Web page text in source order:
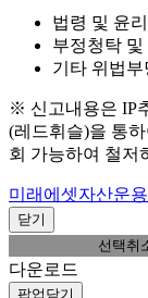
법령 및 윤
부정청탁
기타 위법부
※ 신고내용은 IP
(레드휘슬)을 통
회 가능하여 철저
미래에셋자산운
닫기
선택취
다운로드
팝업닫기